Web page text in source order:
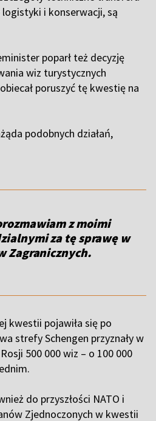
i konserwacji, są
poparł też decyzję
wiz turystycznych
poruszyć tę kwestię na
podobnych działań,
z moimi
za tę sprawę w
Zagranicznych.
kwestii pojawiła się po
strefy Schengen przyznały w
500 000 wiz – o 100 000
do przyszłości NATO i
Zjednoczonych w kwestii